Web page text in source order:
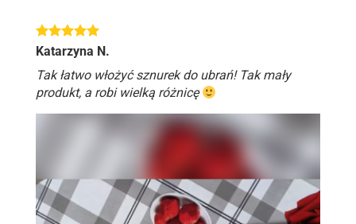
Katarzyna N.
Tak łatwo włożyć sznurek do ubrań! Tak mały
produkt, a robi wielką różnicę